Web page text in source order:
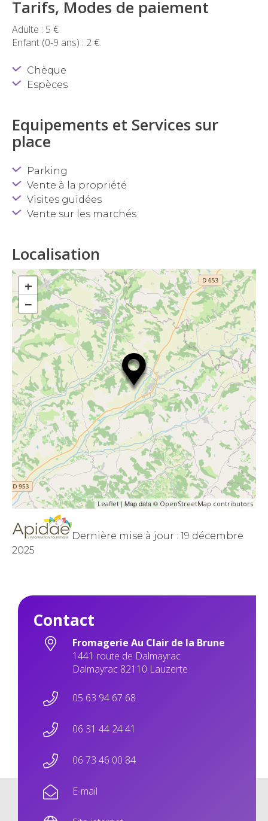
Tarifs, Modes de paiement
Adulte : 5 €
Enfant (0-9 ans) : 2 €.
Chèque
Espèces
Equipements et Services sur
place
Parking
Vente à la propriété
Visites guidées
Vente sur les marchés
Localisation
+
−
Leaflet | Map data © OpenStreetMap contributors
Dernière mise à jour : 19 décembre
2025
Contact
Fromagerie Au Clair de la Brune
1441 route de Dalmayrac
Dalmayrac 82110 Lauzerte
05 63 94 67 68
06 31 44 24 41
06 73 46 00 84
E-mail